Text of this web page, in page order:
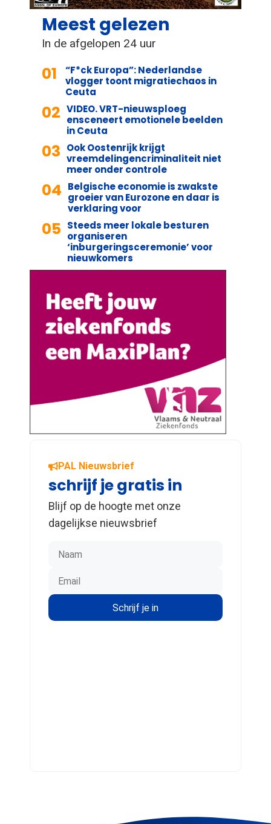
Meest gelezen
In de afgelopen 24 uur
01
“F*ck Europa”: Nederlandse
vlogger toont migratiechaos in
Ceuta
02 VIDEO. VRT-nieuwsploeg
ensceneert emotionele beelden
in Ceuta
03 Ook Oostenrijk krijgt
vreemdelingencriminaliteit niet
meer onder controle
04 Belgische economie is zwakste
groeier van Eurozone en daar is
verklaring voor
05 Steeds meer lokale besturen
organiseren
‘inburgeringsceremonie’ voor
nieuwkomers
PAL Nieuwsbrief
schrijf je gratis in
Blijf op de hoogte met onze
dagelijkse nieuwsbrief